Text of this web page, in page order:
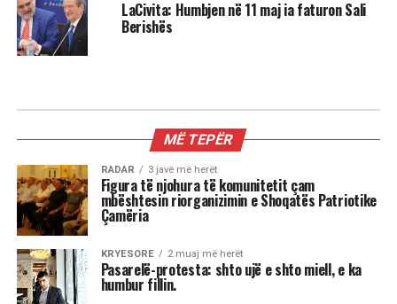
LaCivita: Humbjen në 11 maj ia faturon Sali
Berishës
Reshat Arbana festoi 85-vjetorin
dhe la një mesazh për ne …